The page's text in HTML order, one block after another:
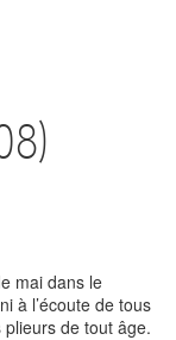
mai dans le
à l’écoute de tous
de tout âge.